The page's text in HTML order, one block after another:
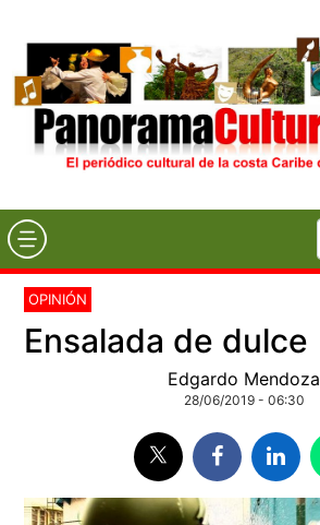
OPINIÓN
Ensalada de dulce
Edgardo Mendoza
28/06/2019 - 06:30